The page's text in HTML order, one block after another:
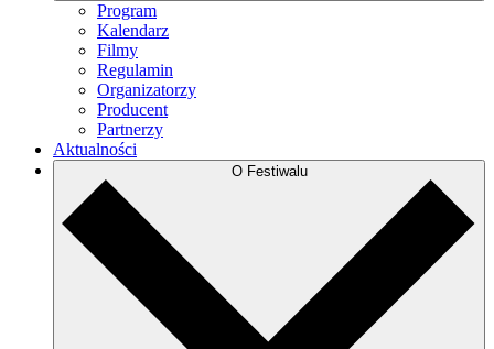
Program
Kalendarz
Filmy
Regulamin
Organizatorzy
Producent
Partnerzy
Aktualności
O Festiwalu